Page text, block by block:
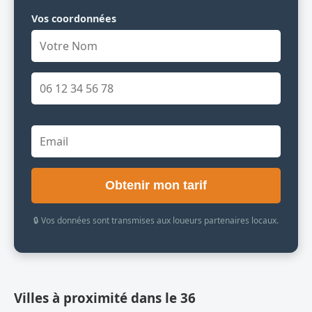
Vos coordonnées
Obtenir mon tarif
🔒 Vos données sont transmises aux loueurs partenaires locaux.
Villes à proximité dans le 36